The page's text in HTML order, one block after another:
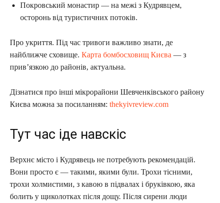
Покровський монастир — на межі з Кудрявцем,
осторонь від туристичних потоків.
Про укриття. Під час тривоги важливо знати, де
найближче сховище. Карта бомбосховищ Києва — з
прив’язкою до районів, актуальна.
Дізнатися про інші мікрорайони Шевченківського району
Києва можна за посиланням: thekyivreview.com
Тут час іде навскіс
Верхнє місто і Кудрявець не потребують рекомендацій.
Вони просто є — такими, якими були. Трохи тісними,
трохи холмистими, з кавою в підвалах і бруківкою, яка
болить у щиколотках після дощу. Після сирени люди